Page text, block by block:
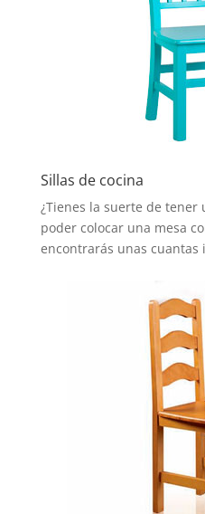
Sillas de cocina
¿Tienes la suerte de
poder colocar una mesa
encontrarás unas cuantas